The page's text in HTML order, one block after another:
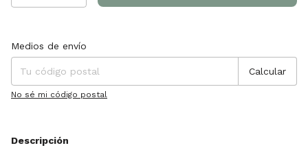
Entregas para el CP:
Medios de envío
Calcular
No sé mi código postal
Descripción